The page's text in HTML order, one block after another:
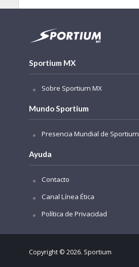
Sportium MX
Sobre Sportium MX
Mundo Sportium
Presencia Mundial de Sportium
Ayuda
Contacto
Canal Línea Ética
Política de Privacidad
Copyright © 2026. Sportium